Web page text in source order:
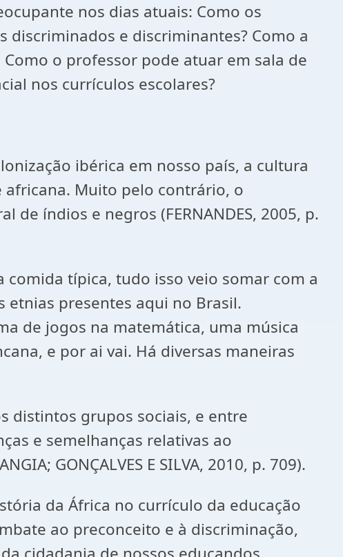
nos dias atuais: Como os
discriminados e discriminantes? Como a
o professor pode atuar em sala de
nos currículos escolares?
ibérica em nosso país, a cultura
Muito pelo contrário, o
índios e negros (FERNANDES, 2005, p.
típica, tudo isso veio somar com a
presentes aqui no Brasil.
de jogos na matemática, uma música
e por ai vai. Há diversas maneiras
distintos grupos sociais, e entre
e semelhanças relativas ao
GONÇALVES E SILVA, 2010, p. 709).
da África no currículo da educação
ao preconceito e à discriminação,